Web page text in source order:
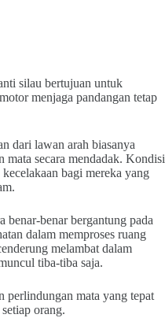
silau bertujuan untuk
menjaga pandangan tetap
dari lawan arah biasanya
mata secara mendadak. Kondisi
bagi mereka yang
benar-benar bergantung pada
dalam memproses ruang
melambat dalam
tiba-tiba saja.
perlindungan mata yang tepat
orang.